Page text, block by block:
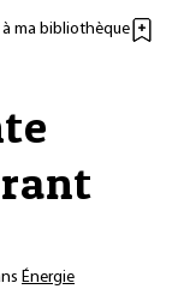
ma bibliothèque
Énergie